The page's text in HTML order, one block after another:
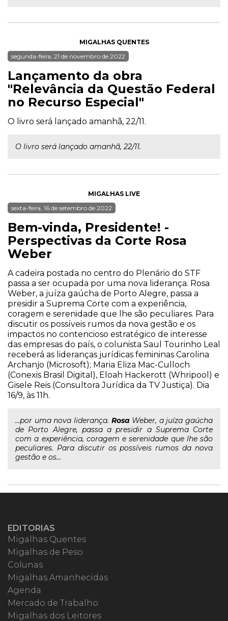
MIGALHAS QUENTES
segunda-feira, 21 de novembro de 2022
Lançamento da obra
"Relevância da Questão Federal
no Recurso Especial"
O livro será lançado amanhã, 22/11.
O livro será lançado amanhã, 22/11.
MIGALHAS LIVE
sexta-feira, 16 de setembro de 2022
Bem-vinda, Presidente! -
Perspectivas da Corte Rosa
Weber
A cadeira postada no centro do Plenário do STF
passa a ser ocupada por uma nova liderança. Rosa
Weber, a juíza gaúcha de Porto Alegre, passa a
presidir a Suprema Corte com a experiência,
coragem e serenidade que lhe são peculiares. Para
discutir os possíveis rumos da nova gestão e os
impactos no contencioso estratégico de interesse
das empresas do país, o colunista Saul Tourinho Leal
receberá as lideranças jurídicas femininas Carolina
Archanjo (Microsoft); Maria Eliza Mac-Culloch
(Conexis Brasil Digital), Eloah Hackerott (Whripool) e
Gisele Reis (Consultora Jurídica da TV Justiça). Dia
16/9, às 11h.
...por uma nova liderança. RosaWeber, a juíza gaúcha
de Porto Alegre, passa a presidir a Suprema Corte
com a experiência, coragem e serenidade que lhe são
peculiares. Para discutir os possíveis rumos da nova
gestão e os...
EDITORIAS
Migalhas Quentes
Migalhas de Peso
Colunas
Migalhas Amanhecidas
Agenda
Mercado de Trabalho
Migalhas dos Leitores